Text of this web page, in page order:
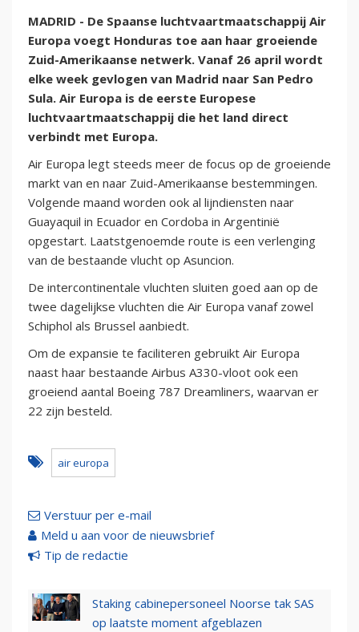
MADRID - De Spaanse luchtvaartmaatschappij Air
Europa voegt Honduras toe aan haar groeiende
Zuid-Amerikaanse netwerk. Vanaf 26 april wordt
elke week gevlogen van Madrid naar San Pedro
Sula. Air Europa is de eerste Europese
luchtvaartmaatschappij die het land direct
verbindt met Europa.
Air Europa legt steeds meer de focus op de groeiende
markt van en naar Zuid-Amerikaanse bestemmingen.
Volgende maand worden ook al lijndiensten naar
Guayaquil in Ecuador en Cordoba in Argentinië
opgestart. Laatstgenoemde route is een verlenging
van de bestaande vlucht op Asuncion.
De intercontinentale vluchten sluiten goed aan op de
twee dagelijkse vluchten die Air Europa vanaf zowel
Schiphol als Brussel aanbiedt.
Om de expansie te faciliteren gebruikt Air Europa
naast haar bestaande Airbus A330-vloot ook een
groeiend aantal Boeing 787 Dreamliners, waarvan er
22 zijn besteld.
air europa
Verstuur per e-mail
Meld u aan voor de nieuwsbrief
Tip de redactie
Staking cabinepersoneel Noorse tak SAS
op laatste moment afgeblazen